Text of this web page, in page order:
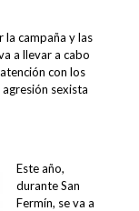
la campaña y las
a llevar a cabo
con los
sexista
Este año,
durante San
Fermín, se va a